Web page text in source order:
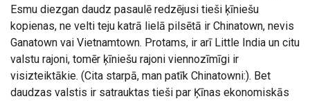
Esmu diezgan daudz pasaulē redzējusi tieši ķīniešu
kopienas, ne velti teju katrā lielā pilsētā ir Chinatown, nevis
Ganatown vai Vietnamtown. Protams, ir arī Little India un citu
valstu rajoni, tomēr ķīniešu rajoni viennozīmīgi ir
visizteiktākie. (Cita starpā, man patīk Chinatowni:). Bet
daudzas valstis ir satrauktas tieši par Ķīnas ekonomiskās